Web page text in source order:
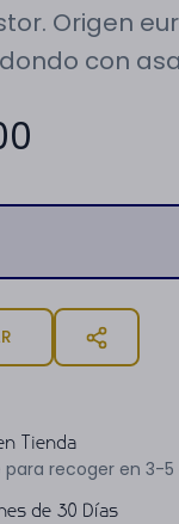
Origen
con
Tienda
para recoger en 3-5
de 30 Días